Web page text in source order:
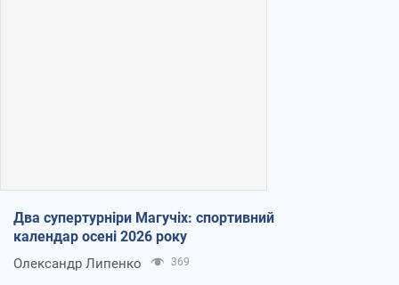
Два супертурніри Магучіх: спортивний
календар осені 2026 року
Олександр Липенко 369